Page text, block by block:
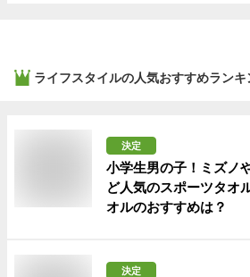
ライフスタイルの人気おすすめランキ
決定
小学生男の子！ミズノ
ど人気のスポーツタオ
オルのおすすめは？
決定